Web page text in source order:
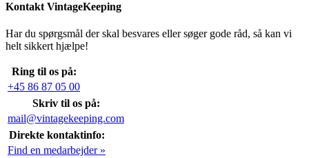
Kontakt VintageKeeping
Har du spørgsmål der skal besvares eller søger gode råd, så kan vi
helt sikkert hjælpe!
Ring til os på:
+45 86 87 05 00
Skriv til os på:
mail@vintagekeeping.com
Direkte kontaktinfo:
Find en medarbejder »